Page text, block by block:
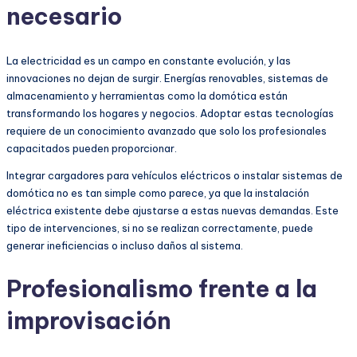
necesario
La electricidad es un campo en constante evolución, y las
innovaciones no dejan de surgir. Energías renovables, sistemas de
almacenamiento y herramientas como la domótica están
transformando los hogares y negocios. Adoptar estas tecnologías
requiere de un conocimiento avanzado que solo los profesionales
capacitados pueden proporcionar.
Integrar cargadores para vehículos eléctricos o instalar sistemas de
domótica no es tan simple como parece, ya que la instalación
eléctrica existente debe ajustarse a estas nuevas demandas. Este
tipo de intervenciones, si no se realizan correctamente, puede
generar ineficiencias o incluso daños al sistema.
Profesionalismo frente a la
improvisación